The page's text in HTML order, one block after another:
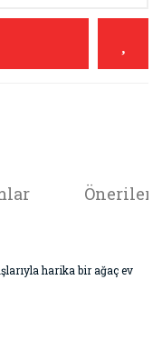
harika bir ağaç ev